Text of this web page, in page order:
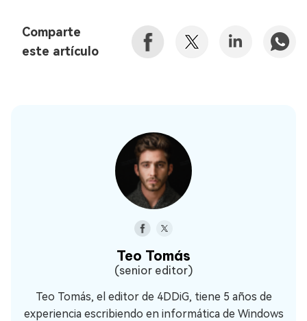
Comparte
este artículo
Teo Tomás
(senior editor)
Teo Tomás, el editor de 4DDiG, tiene 5 años de
experiencia escribiendo en informática de Windows